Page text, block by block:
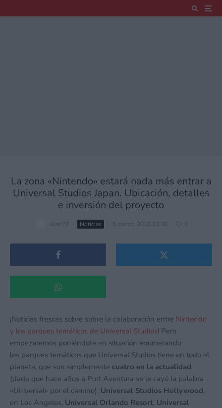
La zona «Nintendo» estará nada más entrar a
Universal Studios Japan. Ubicación, detalles
e inversión del proyecto
alias79 Noticias 5 marzo, 2016 13:30 0
¡Noticias frescas sobre sobre la colaboración entre Nintendo
y los parques temáticos de Universal Studios! Pero
empezaremos poniéndote en situación enumerando
los parques temáticos que Universal Studios tiene en todo el
planeta, que son simplemente cuatro en la actualidad
(dado que hace años a Port Aventura se le cayó la palabra
«Universal» por el camino): Universal Studios Hollywood,
en Los Angeles, Universal Orlando Resort, Universal